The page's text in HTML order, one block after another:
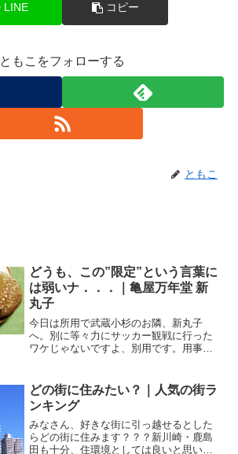
LINE コピー
ともこをフォローする
ともこ
どうも、この”限定”という言葉に
は弱いナ．．．｜亀屋万年堂 新
丸子
今日は所用で武蔵小杉のお隣、新丸子
へ。別に等々力にサッカー観戦に行った
ワケじゃないですよ、別用です。用事を
看板！そのお店は．．．亀屋万年堂 新丸
子店 さん新丸子駅から徒...
どの街に住みたい？｜人気の街ラ
ンキング
みなさん、好きな街に引っ越せるとした
らどの街に住みます？？？新川崎・鹿島
田も十分、住環境としては良いと思いま